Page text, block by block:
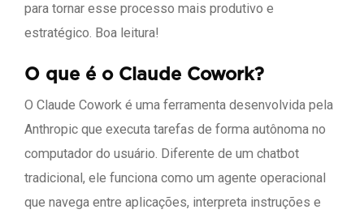
para tornar esse processo mais produtivo e
estratégico. Boa leitura!
O que é o Claude Cowork?
O Claude Cowork é uma ferramenta desenvolvida pela
Anthropic que executa tarefas de forma autônoma no
computador do usuário. Diferente de um chatbot
tradicional, ele funciona como um agente operacional
que navega entre aplicações, interpreta instruções e